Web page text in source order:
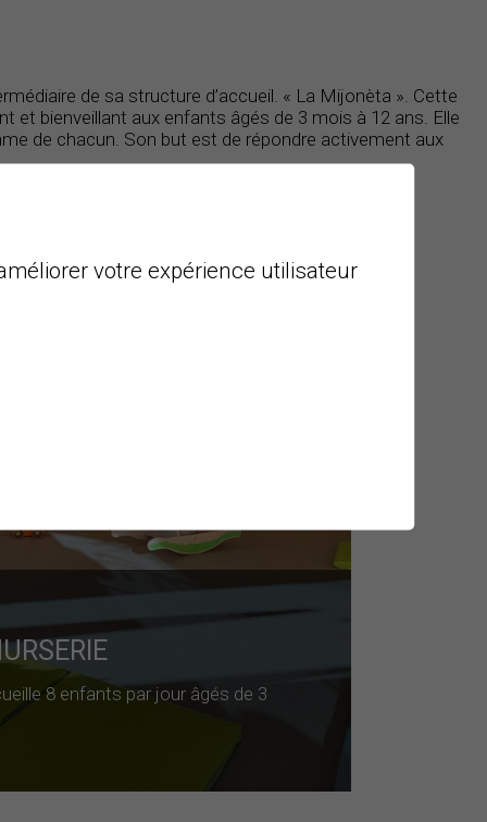
de sa structure d’accueil. « La Mijonèta ». Cette
bienveillant aux enfants âgés de 3 mois à 12 ans. Elle
de chacun. Son but est de répondre activement aux
8 enfants par jour âgés de 3
votre expérience utilisateur